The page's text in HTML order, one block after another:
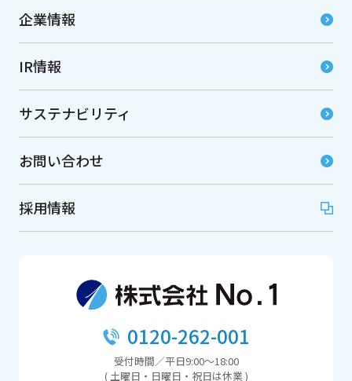
企業情報
IR情報
サステナビリティ
お問い合わせ
採用情報
0120-262-001
受付時間／平日9:00～18:00
( 土曜日・日曜日・祝日は休業 )